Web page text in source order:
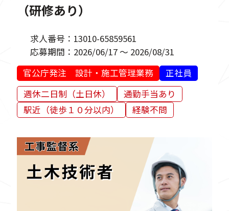
（研修あり）
求人番号： 13010-65859561
応募期間： 2026/06/17 ～ 2026/08/31
官公庁発注 設計・施工管理業務
正社員
週休二日制（土日休）
通勤手当あり
駅近（徒歩１０分以内）
経験不問